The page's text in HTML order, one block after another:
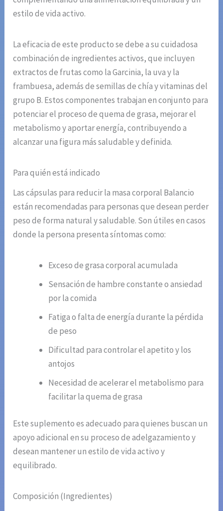
estilo de vida activo.
La eficacia de este producto se debe a su cuidadosa
combinación de ingredientes activos, que incluyen
extractos de frutas como la Garcinia, la uva y la
frambuesa, además de semillas de chía y vitaminas del
grupo B. Estos componentes trabajan en conjunto para
potenciar el proceso de quema de grasa, mejorar el
metabolismo y aportar energía, contribuyendo a
alcanzar una figura más saludable y definida.
Para quién está indicado
Las cápsulas para reducir la masa corporal Balancio
están recomendadas para personas que desean perder
peso de forma natural y saludable. Son útiles en casos
donde la persona presenta síntomas como:
Exceso de grasa corporal acumulada
Sensación de hambre constante o ansiedad
por la comida
Fatiga o falta de energía durante la pérdida
de peso
Dificultad para controlar el apetito y los
antojos
Necesidad de acelerar el metabolismo para
facilitar la quema de grasa
Este suplemento es adecuado para quienes buscan un
apoyo adicional en su proceso de adelgazamiento y
desean mantener un estilo de vida activo y
equilibrado.
Composición (Ingredientes)